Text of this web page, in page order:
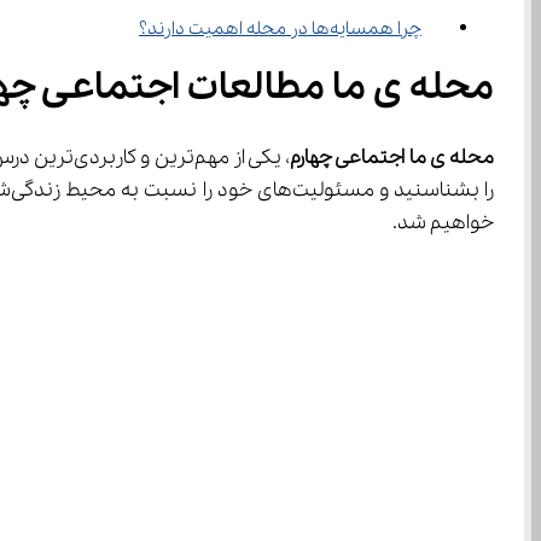
چرا همسایه‌ها در محله اهمیت دارند؟
محله ی ما مطالعات اجتماعی
محله‌ ی ما اجتماعی چهارم
خواهیم شد.